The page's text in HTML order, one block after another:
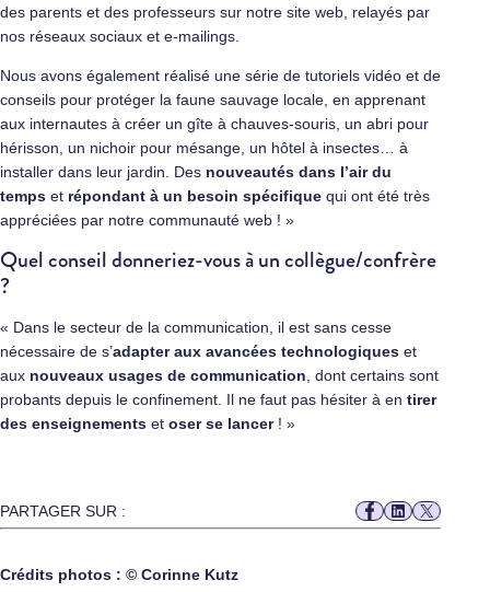
des parents et des professeurs sur notre site web, relayés par
nos réseaux sociaux et e-mailings.
Nous avons également réalisé une série de tutoriels vidéo et de
conseils pour protéger la faune sauvage locale, en apprenant
aux internautes à créer un gîte à chauves-souris, un abri pour
hérisson, un nichoir pour mésange, un hôtel à insectes… à
installer dans leur jardin. Des nouveautés dans l’air du
temps et répondant à un besoin spécifique qui ont été très
appréciées par notre communauté web ! »
Quel conseil donneriez-vous à un collègue/confrère
?
« Dans le secteur de la communication, il est sans cesse
nécessaire de s’adapter aux avancées technologiques et
aux nouveaux usages de communication, dont certains sont
probants depuis le confinement. Il ne faut pas hésiter à en tirer
des enseignements et oser se lancer! »
PARTAGER SUR :
Crédits photos : © Corinne Kutz